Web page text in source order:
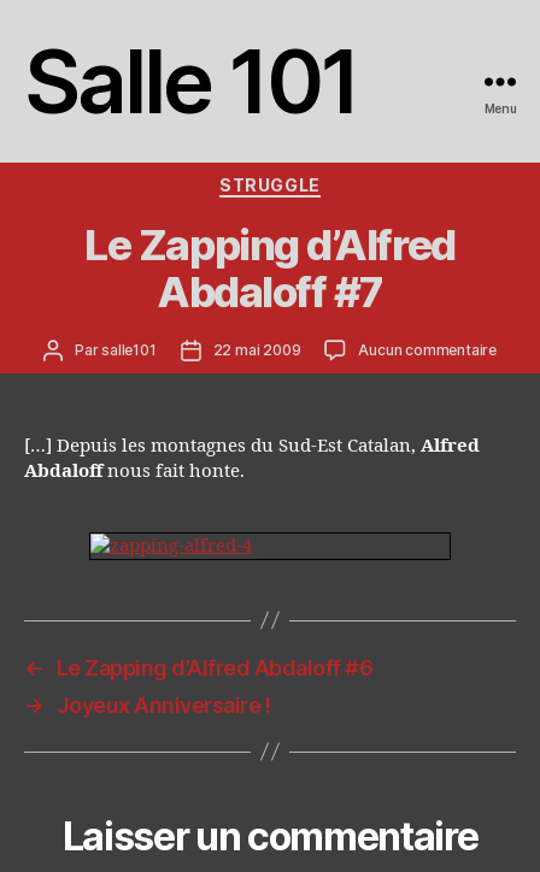
Salle 101 Menu
Catégories
STRUGGLE
Le Zapping d’Alfred
Abdaloff #7
Auteur
de
Parsalle101
Date
de
22 mai 2009 Aucun commentairesur
Le
[…] Depuis les montagnes du Sud-Est Catalan, Alfred
Abdaloffnous fait honte.
←
Le Zapping d’Alfred Abdaloff #6
→
Joyeux Anniversaire !
Laisser un commentaire